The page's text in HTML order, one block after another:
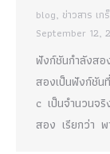
blog, ข่าวสาร เ
September 12,
ฟังก์ชันกำลัง
สองเป็นฟังก์
c เป็นจำนวนจ
สอง เรียกว่า พ